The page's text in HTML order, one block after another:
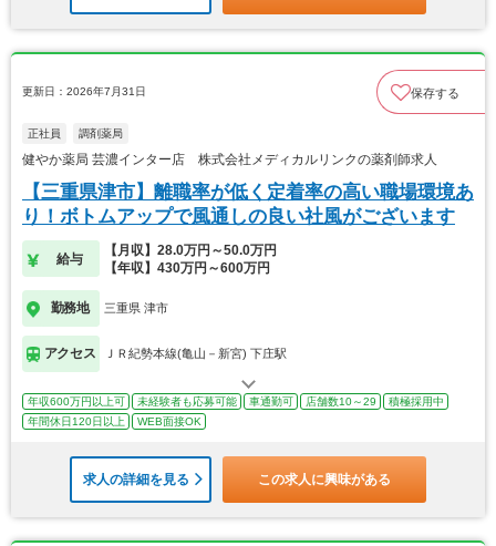
更新日：2026年7月31日 保存する
正社員 調剤薬局
健やか薬局 芸濃インター店 株式会社メディカルリンクの薬剤師求人
【三重県津市】離職率が低く定着率の高い職場環境あ
り！ボトムアップで風通しの良い社風がございます
給与
【月収】28.0万円～50.0万円
【年収】430万円～600万円
勤務地 三重県 津市
アクセス ＪＲ紀勢本線(亀山－新宮) 下庄駅
年収600万円以上可 未経験者も応募可能 車通勤可 店舗数10～29
積極採用中
年間休日120日以上
WEB面接OK
求人の詳細を見る この求人に興味がある